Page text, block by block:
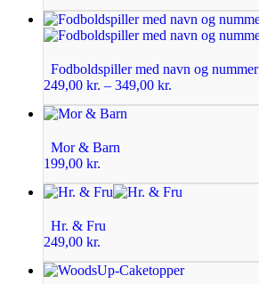
Fodboldspiller med navn og nummer
249,00 kr. – 349,00 kr.
Mor & Barn
199,00 kr.
Hr. & Fru
249,00 kr.